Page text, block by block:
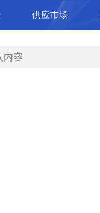
供应市场